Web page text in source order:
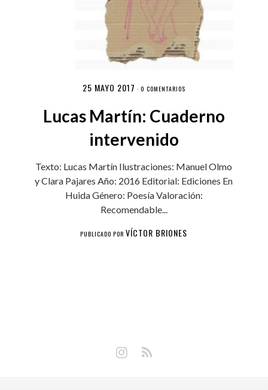
25 MAYO 2017 · 0 COMENTARIOS
Lucas Martín: Cuaderno
intervenido
Texto: Lucas Martín Ilustraciones: Manuel Olmo
y Clara Pajares Año: 2016 Editorial: Ediciones En
Huida Género: Poesía Valoración:
Recomendable...
PUBLICADO PORVÍCTOR BRIONES